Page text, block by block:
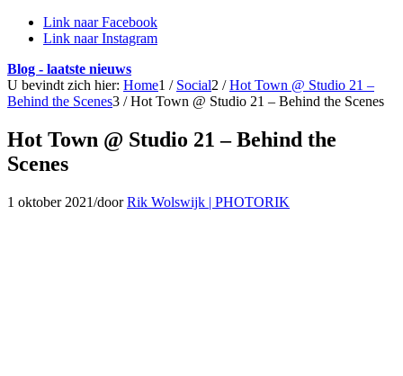
Link naar Facebook
Link naar Instagram
Blog - laatste nieuws
U bevindt zich hier: Home1 / Social2 / Hot Town @ Studio 21 –
Behind the Scenes3 / Hot Town @ Studio 21 – Behind the Scenes
Hot Town @ Studio 21 – Behind the
Scenes
1 oktober 2021/doorRik Wolswijk | PHOTORIK